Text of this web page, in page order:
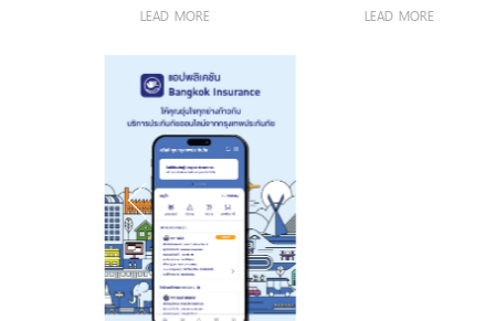
เติบโตอย่างโดด
เจาะกลุ่มรถ
ยอดนิยม
LEAD MORE ภัยจากรถ จำกัด
LEAD MORE